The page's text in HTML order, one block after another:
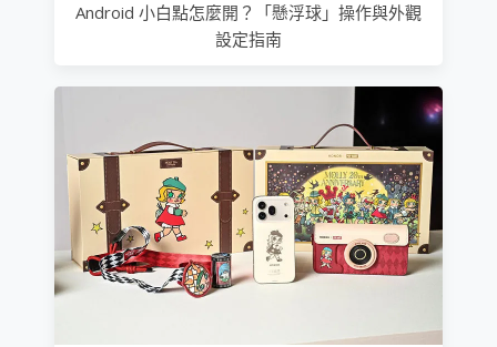
Android 小白點怎麼開？「懸浮球」操作與外觀
設定指南